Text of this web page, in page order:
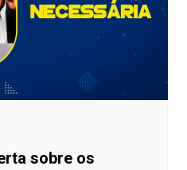
sobre os